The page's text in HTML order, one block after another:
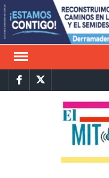
Saltar
al
contenido
FacebookTwitter